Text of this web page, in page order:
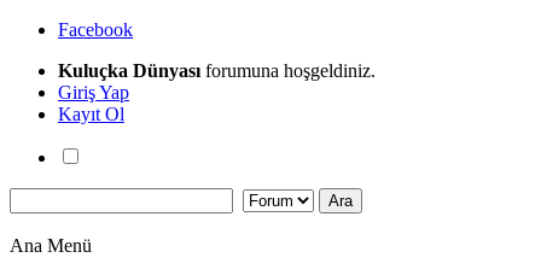
Facebook
Kuluçka Dünyası forumuna hoşgeldiniz.
Giriş Yap
Kayıt Ol
Ana Menü